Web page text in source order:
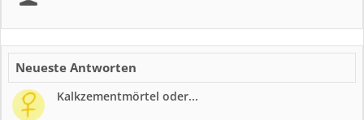
Neueste Antworten
Kalkzementmörtel oder...